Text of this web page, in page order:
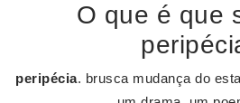
O que é que
peripécia. brusca mudança do